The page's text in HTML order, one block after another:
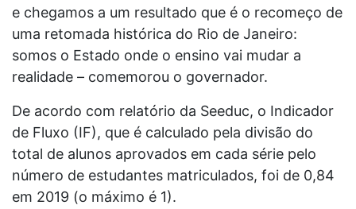
e chegamos a um resultado que é o recomeço de
uma retomada histórica do Rio de Janeiro:
somos o Estado onde o ensino vai mudar a
realidade – comemorou o governador.
De acordo com relatório da Seeduc, o Indicador
de Fluxo (IF), que é calculado pela divisão do
total de alunos aprovados em cada série pelo
número de estudantes matriculados, foi de 0,84
em 2019 (o máximo é 1).